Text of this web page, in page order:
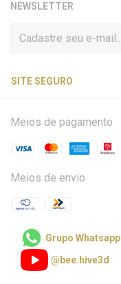
NEWSLETTER
SITE SEGURO
Meios de pagamento
Meios de envio
Grupo Whatsapp
@bee.hive3d